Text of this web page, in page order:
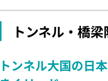
トンネル・橋
トンネル大国の日